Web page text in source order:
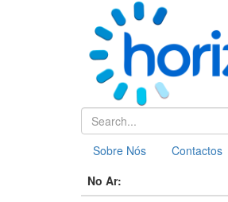
Sobre Nós Contactos
No Ar: